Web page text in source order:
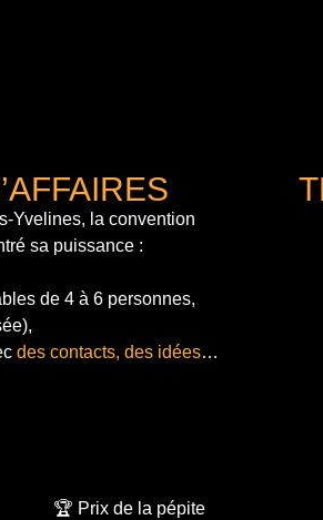
Yvelines, la convention
sa puissance :
de 4 à 6 personnes,
des contacts, des idées…
🏆 Prix de la pépite